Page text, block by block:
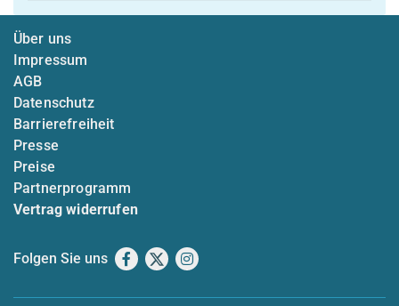
Über uns
Impressum
AGB
Datenschutz
Barrierefreiheit
Presse
Preise
Partnerprogramm
Vertrag widerrufen
Folgen Sie uns Facebook
X Instagram